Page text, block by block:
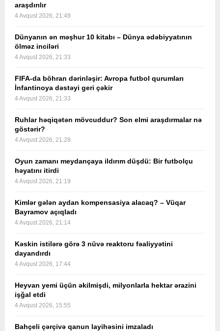
araşdırılır
4 Avqust 2026, 21:49
Dünyanın ən məşhur 10 kitabı – Dünya ədəbiyyatının
ölməz inciləri
4 Avqust 2026, 21:33
FIFA-da böhran dərinləşir: Avropa futbol qurumları
İnfantinoya dəstəyi geri çəkir
4 Avqust 2026, 21:33
Ruhlar həqiqətən mövcuddur? Son elmi araşdırmalar nə
göstərir?
4 Avqust 2026, 21:28
Oyun zamanı meydançaya ildırım düşdü: Bir futbolçu
həyatını itirdi
4 Avqust 2026, 21:19
Kimlər gələn aydan kompensasiya alacaq? – Vüqar
Bayramov açıqladı
4 Avqust 2026, 21:14
Kəskin istilərə görə 3 nüvə reaktoru fəaliyyətini
dayandırdı
4 Avqust 2026, 17:44
Heyvan yemi üçün əkilmişdi, milyonlarla hektar ərazini
işğal etdi
4 Avqust 2026, 15:55
Bahçeli çərçivə qanun layihəsini imzaladı